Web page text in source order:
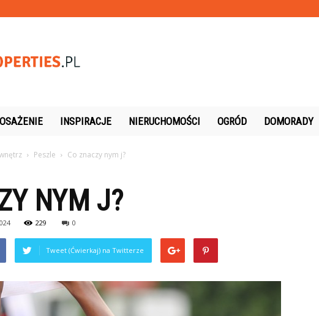
INSPIRACJE NIERUCHOMOŚCI OGRÓD DOMORADY
Peszle Co znaczy nym j?
NYM J?
229 0
Tweet (Ćwierkaj) na Twitterze